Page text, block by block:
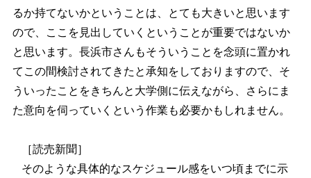
るか持てないかということは、とても大きいと思います
ので、ここを見出していくということが重要ではないか
と思います。長浜市さんもそういうことを念頭に置かれ
てこの間検討されてきたと承知をしておりますので、そ
ういったことをきちんと大学側に伝えながら、さらにま
た意向を伺っていくという作業も必要かもしれません。
［読売新聞］
そのような具体的なスケジュール感をいつ頃までに示